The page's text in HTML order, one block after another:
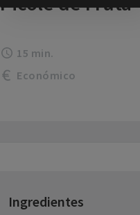
15 min.
Económico
Ingredientes